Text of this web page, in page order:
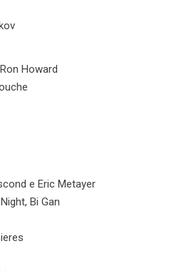
Howard
e Eric Metayer
Bi Gan